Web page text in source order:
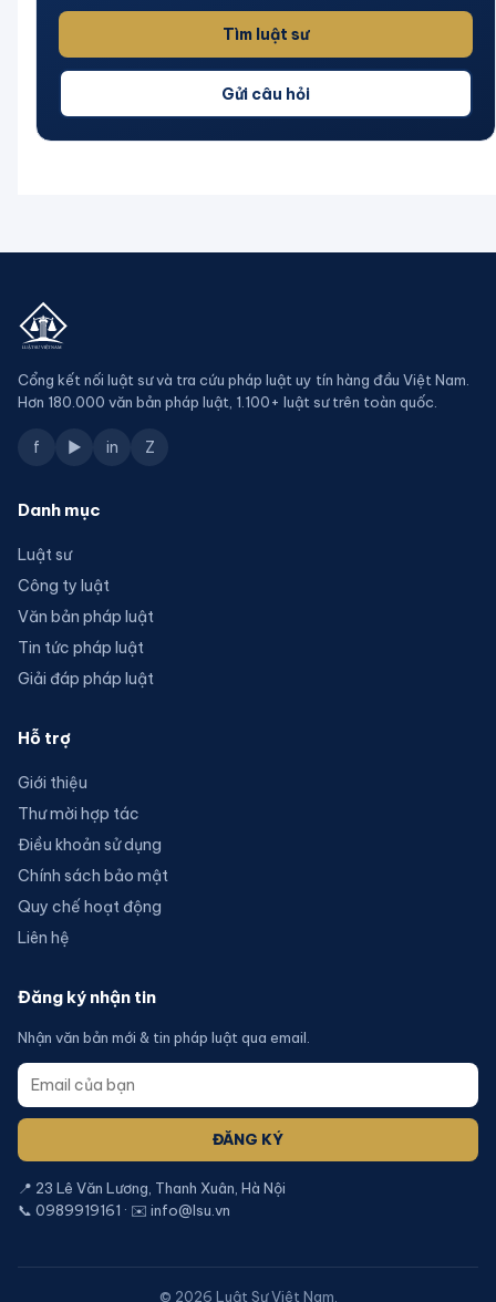
Tìm luật sư
Gửi câu hỏi
Cổng kết nối luật sư và tra cứu pháp luật uy tín hàng đầu Việt Nam.
Hơn 180.000 văn bản pháp luật, 1.100+ luật sư trên toàn quốc.
f ▶ in Z
Danh mục
Luật sư
Công ty luật
Văn bản pháp luật
Tin tức pháp luật
Giải đáp pháp luật
Hỗ trợ
Giới thiệu
Thư mời hợp tác
Điều khoản sử dụng
Chính sách bảo mật
Quy chế hoạt động
Liên hệ
Đăng ký nhận tin
Nhận văn bản mới & tin pháp luật qua email.
ĐĂNG KÝ
📍 23 Lê Văn Lương, Thanh Xuân, Hà Nội
📞 0989919161 · ✉️ info@lsu.vn
© 2026 Luật Sư Việt Nam.